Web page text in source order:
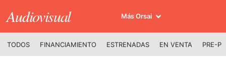
Audiovisual Más Orsai
TODOS FINANCIAMIENTO ESTRENADAS EN VENTA PRE-